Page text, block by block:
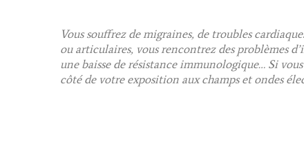
Vous souffrez de migraines, de troubles
ou articulaires, vous rencontrez des problèmes
une baisse de résistance immunologique… Si
côté de votre exposition aux champs et ondes